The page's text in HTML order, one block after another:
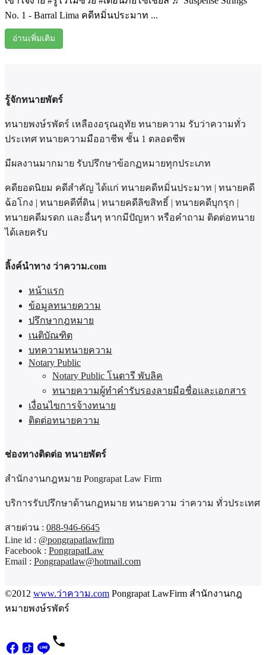
No. 1 - Barral Lima คดีหมิ่นประมาท ...
อ่านเพิ่มเติม
รู้จักทนายพัตร์
ทนายพงษ์รพัตร์ เหลืองอรุณอุทัย ทนายความ รับว่าความทั่ว
ประเทศ ทนายความมืออาชีพ ชั้น 1 ตลอดชีพ
มีผลงานมากมาย รับปรึกษาข้อกฏหมายทุกประเภท
คดียอดนิยม คดีสำคัญ ได้แก่ ทนายคดีหมิ่นประมาท | ทนายคดี
ฉ้อโกง | ทนายคดีที่ดิน | ทนายคดีลิขสิทธิ์ | ทนายคดีบุกรุก |
ทนายคดีมรดก และอื่นๆ หากมีปัญหา หรือคำถาม ติดต่อทนาย
ได้เลยครับ
ลิ้งค์นำทาง ว่าความ.com
หน้าแรก
ข้อมูลทนายความ
ปรึกษากฎหมาย
เนติบัณฑิต
บทความทนายความ
Notary Public
Notary Public โนตารี พับลิค
ทนายความผู้ทำคำรับรองลายมือชื่อและเอกสาร
เงื่อนไขการจ้างทนาย
ติดต่อทนายความ
ช่องทางติดต่อ ทนายพัตร์
สำนักงานกฎหมาย Pongrapat Law Firm
บริการรับปรึกษาด้านกฏหมาย ทนายความ ว่าความ ทั่วประเทศ
สายด่วน : 088-946-6645
Line id : @pongrapatlawfirm
Facebook : PongrapatLaw
Email : Pongrapatlaw@hotmail.com
©2012 www.ว่าความ.com Pongrapat LawFirm สำนักงานกฎ
หมายพงษ์รพัตร์